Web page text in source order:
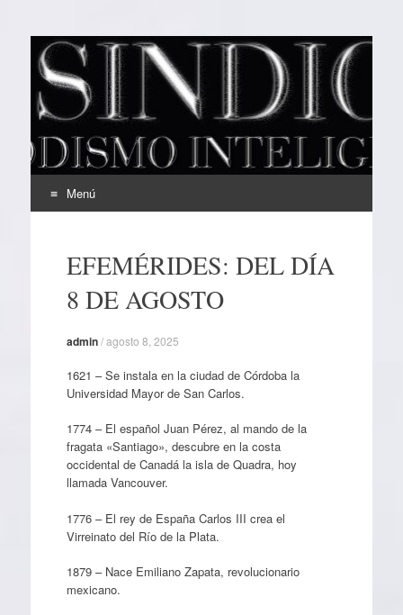
EL SINDICAL
Periodismo Inteligente
Menú
contenidoEFEMÉRIDES: DEL DÍA
8 DE AGOSTO
admin/agosto 8, 2025
1621 – Se instala en la ciudad de Córdoba la
Universidad Mayor de San Carlos.
1774 – El español Juan Pérez, al mando de la
fragata «Santiago», descubre en la costa
occidental de Canadá la isla de Quadra, hoy
llamada Vancouver.
1776 – El rey de España Carlos III crea el
Virreinato del Río de la Plata.
1879 – Nace Emiliano Zapata, revolucionario
mexicano.